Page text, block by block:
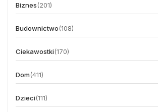
Biznes(201)
Budownictwo(108)
Ciekawostki(170)
Dom(411)
Dzieci(111)